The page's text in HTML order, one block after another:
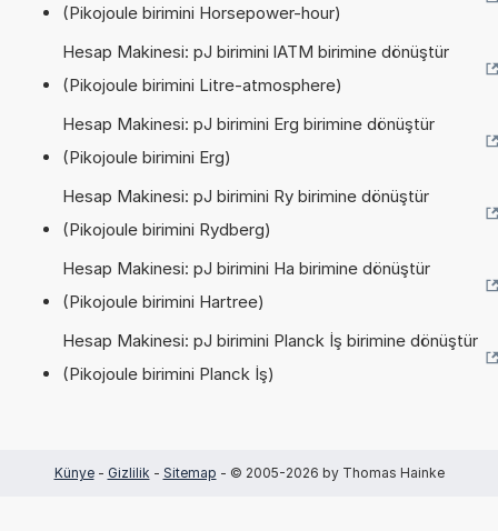
(Pikojoule birimini Horsepower-hour)
Hesap Makinesi: pJ birimini lATM birimine dönüştür
(Pikojoule birimini Litre-atmosphere)
Hesap Makinesi: pJ birimini Erg birimine dönüştür
(Pikojoule birimini Erg)
Hesap Makinesi: pJ birimini Ry birimine dönüştür
(Pikojoule birimini Rydberg)
Hesap Makinesi: pJ birimini Ha birimine dönüştür
(Pikojoule birimini Hartree)
Hesap Makinesi: pJ birimini Planck İş birimine dönüştür
(Pikojoule birimini Planck İş)
Künye- Gizlilik - Sitemap - © 2005-2026 by Thomas Hainke